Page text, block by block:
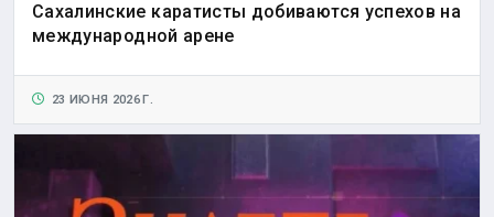
Сахалинские каратисты добиваются успехов на
международной арене
23 ИЮНЯ 2026 Г.